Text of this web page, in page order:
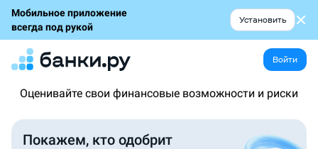
Мобильное приложение
всегда под рукой
Установить
Войти
Оценивайте свои финансовые возможности и риски
Покажем, кто одобрит